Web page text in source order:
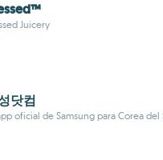
Juicery
닷컴
oficial de Samsung para Corea del